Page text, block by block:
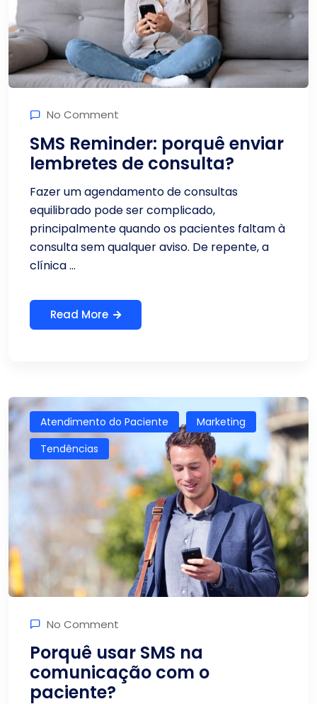
No Comment
SMS Reminder: porquê enviar
lembretes de consulta?
Fazer um agendamento de consultas
equilibrado pode ser complicado,
principalmente quando os pacientes faltam à
consulta sem qualquer aviso. De repente, a
clínica ...
Read More
Atendimento do Paciente
Marketing
Tendências
No Comment
Porquê usar SMS na
comunicação com o
paciente?